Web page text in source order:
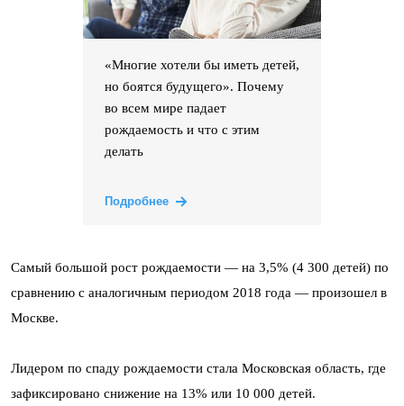
«Многие хотели бы иметь детей,
но боятся будущего». Почему
во всем мире падает
рождаемость и что с этим
делать
Подробнее
Самый большой рост рождаемости — на 3,5% (4 300 детей) по
сравнению с аналогичным периодом 2018 года — произошел в
Москве.
Лидером по спаду рождаемости стала Московская область, где
зафиксировано снижение на 13% или 10 000 детей.